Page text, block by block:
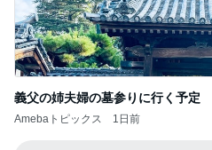
義父の姉夫婦の墓参りに行く予定
Amebaトピックス 1日前